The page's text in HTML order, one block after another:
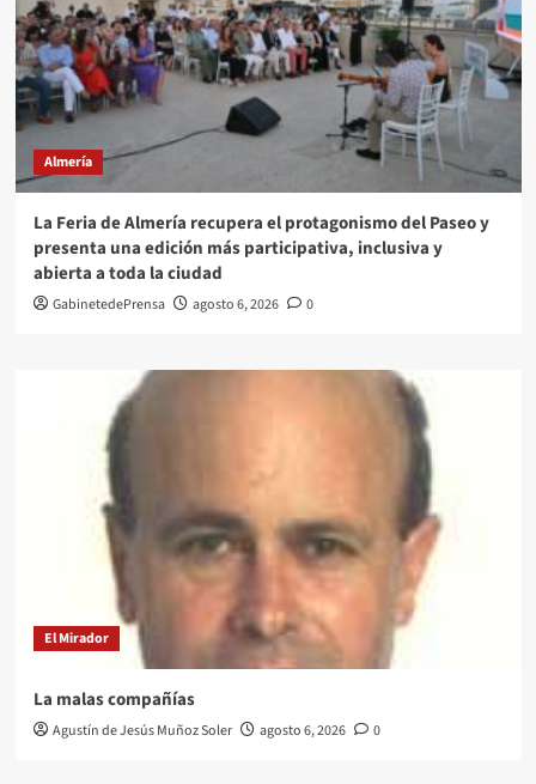
Almería
La Feria de Almería recupera el protagonismo del Paseo y
presenta una edición más participativa, inclusiva y
abierta a toda la ciudad
GabinetedePrensa agosto 6, 2026 0
El Mirador
La malas compañías
Agustín de Jesús Muñoz Soler agosto 6, 2026 0